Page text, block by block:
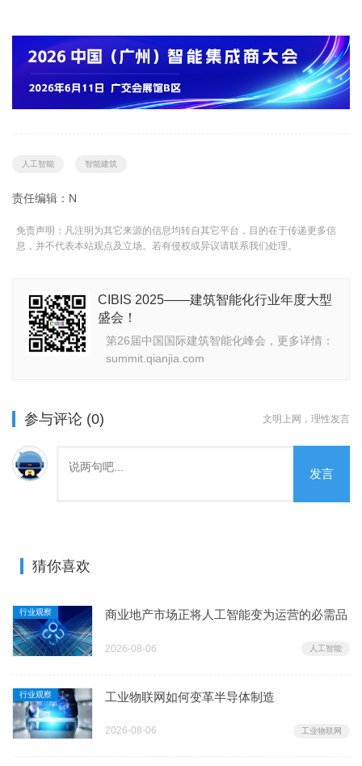
人工智能 智能建筑
责任编辑：N
免责声明：凡注明为其它来源的信息均转自其它平台，目的在于传递更多信
息，并不代表本站观点及立场。若有侵权或异议请联系我们处理。
CIBIS 2025——建筑智能化行业年度大型
盛会！
第26届中国国际建筑智能化峰会，更多详情：
summit.qianjia.com
参与评论 (0) 文明上网，理性发言
发言
猜你喜欢
行业观察 商业地产市场正将人工智能变为运营的必需品
2026-08-06 人工智能
行业观察 工业物联网如何变革半导体制造
2026-08-06 工业物联网